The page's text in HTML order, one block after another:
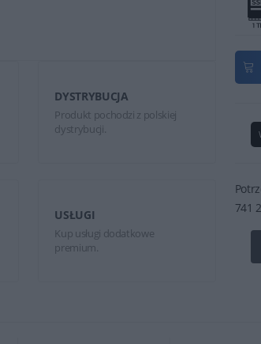
DYSTRYBUCJA
Produkt pochodzi z polskiej
dystrybucji.
USŁUGI
Kup usługi dodatkowe
premium.
741